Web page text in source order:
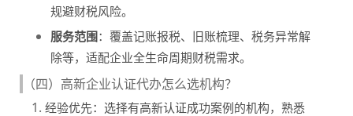
规避财税风险。
服务范围：覆盖记账报税、旧账梳理、税务异常解
除等，适配企业全生命周期财税需求。
（四）高新企业认证代办怎么选机构？
经验优先：选择有高新认证成功案例的机构，熟悉